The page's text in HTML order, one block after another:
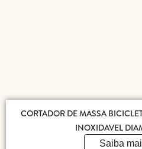
CORTADOR DE MASSA
INOXIDAVEL
Saiba